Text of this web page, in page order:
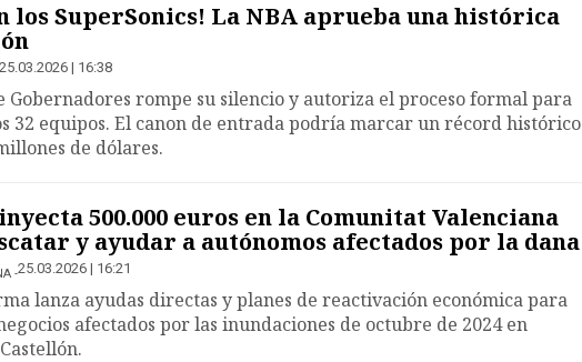
los SuperSonics! La NBA aprueba una histórica
25.03.2026 | 16:38
Gobernadores rompe su silencio y autoriza el proceso formal para
32 equipos. El canon de entrada podría marcar un récord histórico
de dólares.
500.000 euros en la Comunitat Valenciana
y ayudar a autónomos afectados por la dana
25.03.2026 | 16:21
lanza ayudas directas y planes de reactivación económica para
afectados por las inundaciones de octubre de 2024 en